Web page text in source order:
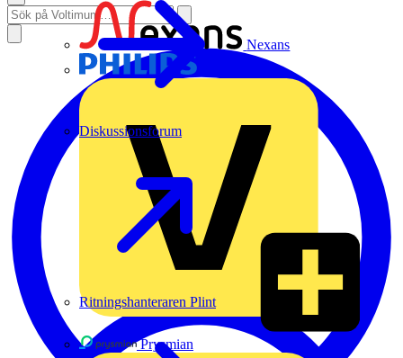
Nexans
Prysmian
Diskussionsforum
Ritningshanteraren Plint